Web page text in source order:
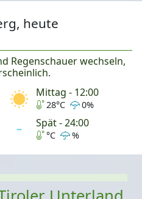
heute
Regenschauer wechseln,
Mittag - 12:00
28°C 0%
Spät - 24:00
°C %